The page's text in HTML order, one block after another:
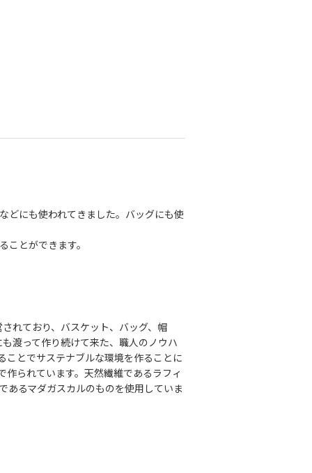
どにも使われてきました。バッグにも使
ことができます。
れており、バスケット、バッグ、帽
渡って作り続けて来た、職人のノウハ
ことでサステナブルな環境を作ることに
られています。天然繊維であるラフィ
あるマダガスカルのものを使用していま